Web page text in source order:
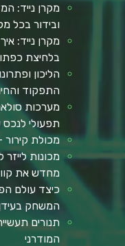
מקרן נייד:
ובידור בכל
מקרן נייד:
בלחיצת
הליכון
התפקוד
מערכות
תפעולי
מכולת קירור
מכונות
מחדש את קווי
כיצד עולם
המשחק בעידן
תנורים
המודרני